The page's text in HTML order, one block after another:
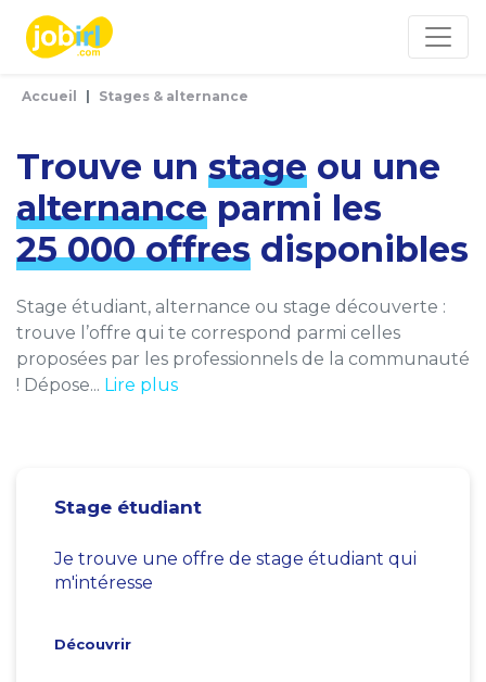
Accueil Stages & alternance
Trouve un stage ou une
alternance parmi les
25 000 offres disponibles
Stage étudiant, alternance ou stage découverte :
trouve l’offre qui te correspond parmi celles
proposées par les professionnels de la communauté
! Dépose... Lire plus
Stage étudiant
Je trouve une offre de stage étudiant qui
m'intéresse
Découvrir
Panneau de gestion des cookies